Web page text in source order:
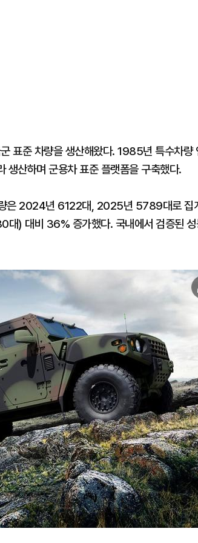
표준 차량을 생산해왔다. 1985년 특수차량
산하며 군용차 표준 플랫폼을 구축했다.
은 2024년 6122대, 2025년 5789대로 집
대) 대비 36% 증가했다. 국내에서 검증된 성
이
확